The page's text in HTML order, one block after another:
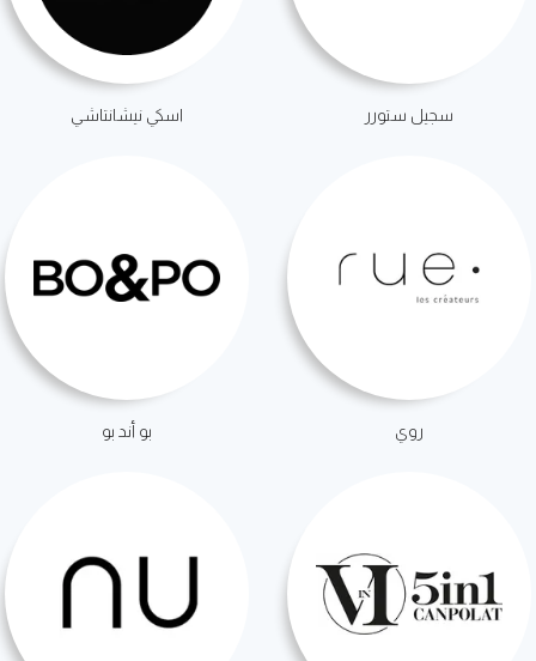
سجيل ستورر اسكي نيشانتاشي
روي بو أند بو